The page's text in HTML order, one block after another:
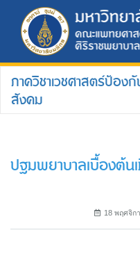
ภาควิชาเวชศาสตร์ป้องกั
สังคม
ปฐมพยาบาลเบื้องต้น
18 พฤศจิก